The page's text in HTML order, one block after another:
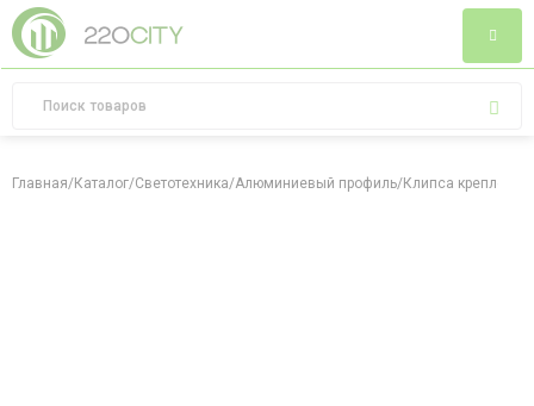
Главная/Каталог/Светотехника/Алюминиевый профиль/Клипса